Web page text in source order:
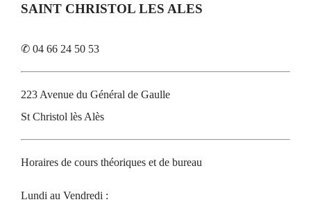
SAINT CHRISTOL LES ALES
✆ 04 66 24 50 53
223 Avenue du Général de Gaulle
St Christol lès Alès
Horaires de cours théoriques et de bureau
Lundi au Vendredi :